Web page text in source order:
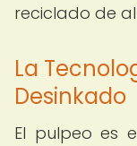
reciclado de
La
Desinkado
El pulpeo es